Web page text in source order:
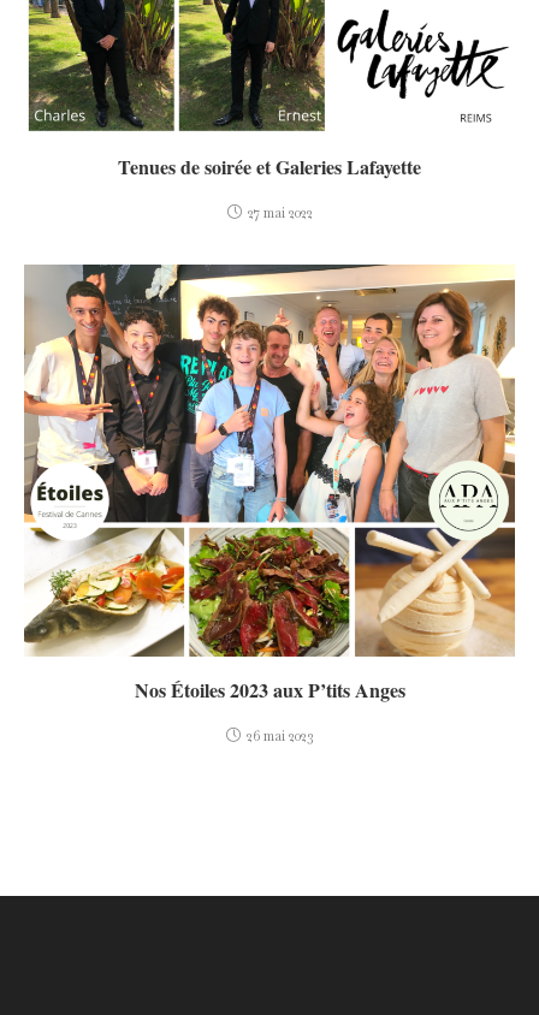
Tenues de soirée et Galeries Lafayette
27 mai 2022
Nos Étoiles 2023 aux P’tits Anges
26 mai 2023